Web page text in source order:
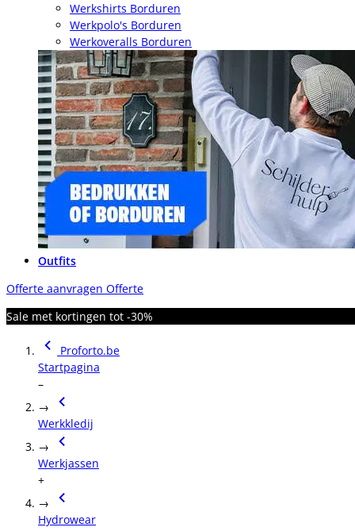
Werkshirts Borduren
Werkpolo's Borduren
Werkoveralls Borduren
Outfits
Offerte aanvragen Offerte
Sale met kortingen tot -30%
Proforto.be
Startpagina
–
→
Werkkledij
→
Werkjassen
+
→
Hydrowear